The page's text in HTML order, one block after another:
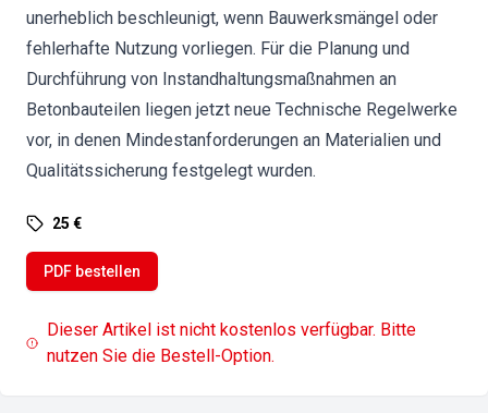
unerheblich beschleunigt, wenn Bauwerksmängel oder
fehlerhafte Nutzung vorliegen. Für die Planung und
Durchführung von Instandhaltungsmaßnahmen an
Betonbauteilen liegen jetzt neue Technische Regelwerke
vor, in denen Mindestanforderungen an Materialien und
Qualitätssicherung festgelegt wurden.
25 €
PDF bestellen
Dieser Artikel ist nicht kostenlos verfügbar. Bitte
nutzen Sie die Bestell-Option.